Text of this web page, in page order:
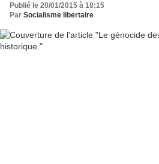
Publié le 20/01/2015 à 18:15
Par Socialisme libertaire